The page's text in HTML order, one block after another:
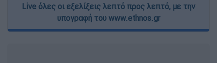
Live όλες οι εξελίξεις λεπτό προς λεπτό, με την
υπογραφή του www.ethnos.gr